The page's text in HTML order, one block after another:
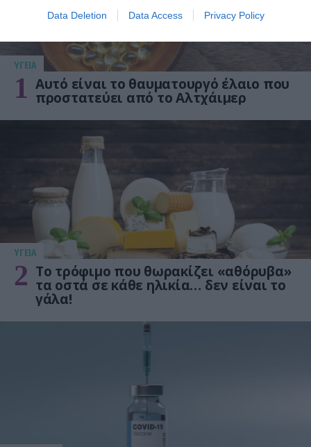
Data Deletion Data Access Privacy Policy
ΥΓΕΙΑ
1 Αυτό είναι το θαυματουργό έλαιο που
προστατεύει από το Αλτχάιμερ
ΥΓΕΙΑ
2 Το τρόφιμο που θωρακίζει «αθόρυβα»
τα οστά σε κάθε ηλικία… δεν είναι το
γάλα!